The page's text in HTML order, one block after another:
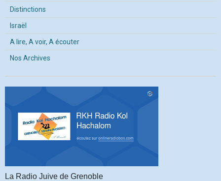
Distinctions
Israël
A lire, A voir, A écouter
Nos Archives
La Radio Juive de Grenoble